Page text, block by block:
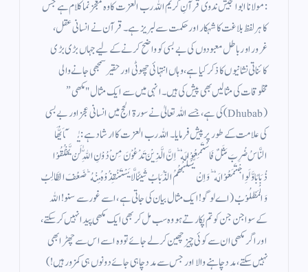
: مولانا ابو الجیش ندوی قرآنِ کریم اللہ رب العزت کا وہ معجز نما کلام ہے جس
کا ہر لفظ بلاغت کا شہکار اور حکمت سے لبریز ہے۔ قرآن نے انسانی عقل،
غرور اور باطل معبودوں کی بے بسی کو واضح کرنے کے لیے جہاں بڑی بڑی
کائناتی نشانیوں کا ذکر کیا ہے، وہاں انتہائی چھوٹی اور حقیر سمجھی جانے والی
مخلوقات کی مثالیں بھی پیش کی ہیں۔ انہی میں سے ایک مثال "مکھی”
(Dhubab) کی ہے، جسے اللہ تعالیٰ نے سورۃ الحج میں انسانی عجز اور بے بسی
کی علامت کے طور پر پیش فرمایا۔ اللہ رب العزت کا ارشاد ہے: يٰۤاَيُّهَا
النَّاسُ ضُرِبَ مَثَلٌ فَاسْتَمِعُوْا لَهٗ ؕ اِنَّ الَّذِيْنَ تَدْعُوْنَ مِنْ دُوْنِ اللّٰهِ لَنْ يَّخْلُقُوْا
ذُبَابًا وَّ لَوِ اجْتَمَعُوْا لَهٗ ؕ وَ اِنْ يَّسْلُبْهُمُ الذُّبَابُ شَيئًا لَّا يَسْتَنْقِذُوْهُ مِنْهُ ؕ ضَعُفَ الطَّالِبُ
وَ الْمَطْلُوْبُ (اے لوگو! ایک مثال بیان کی جاتی ہے، اسے غور سے سنو! اللہ
کے سوا جن جن کو تم پکارتے ہو وہ سب مل کر بھی ایک مکھی پیدا نہیں کر سکتے،
اور اگر مکھی ان سے کوئی چیز چھین کر لے جائے تو وہ اسے اس سے چھڑا بھی
نہیں سکتے، مدد چاہنے والا اور جس سے مدد چاہی جائے دونوں ہی کمزور ہیں!)